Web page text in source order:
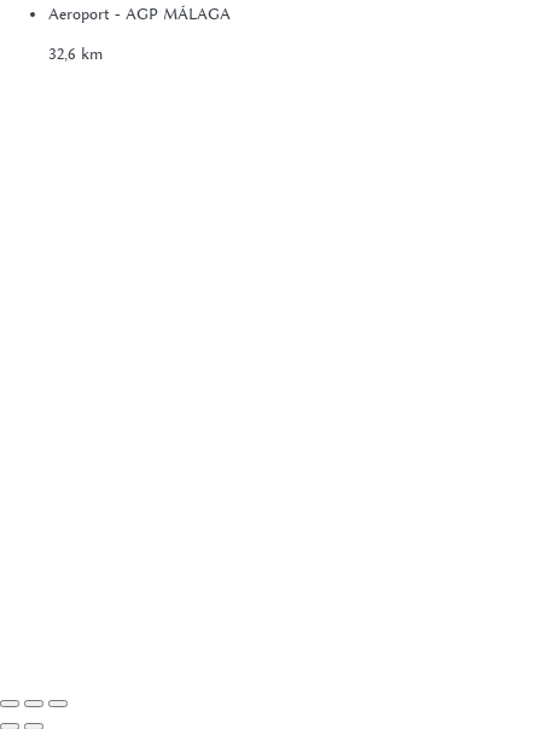
Aeroport - AGP MÁLAGA
32,6 km